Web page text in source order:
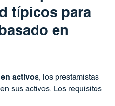
típicos para
en
activos, los prestamistas
sus activos. Los requisitos